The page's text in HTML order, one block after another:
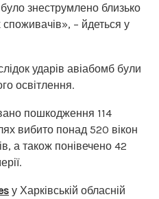
знеструмлено близько
– йдеться у
ударів авіабомб були
освітлення.
пошкодження 114
вибито понад 520 вікон
а також понівечено 42
у Харківській обласній